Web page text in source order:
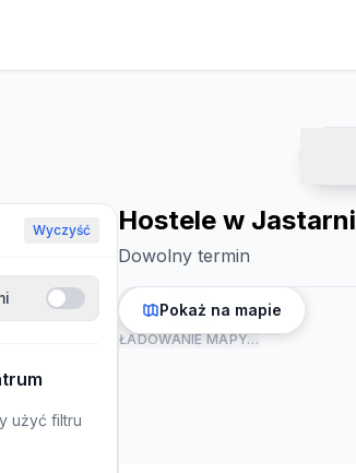
Wyczyść
użyć filtru
Hostele w Jastarni
Dowolny termin
ŁADOWANIE MAPY…
Pokaż na mapie